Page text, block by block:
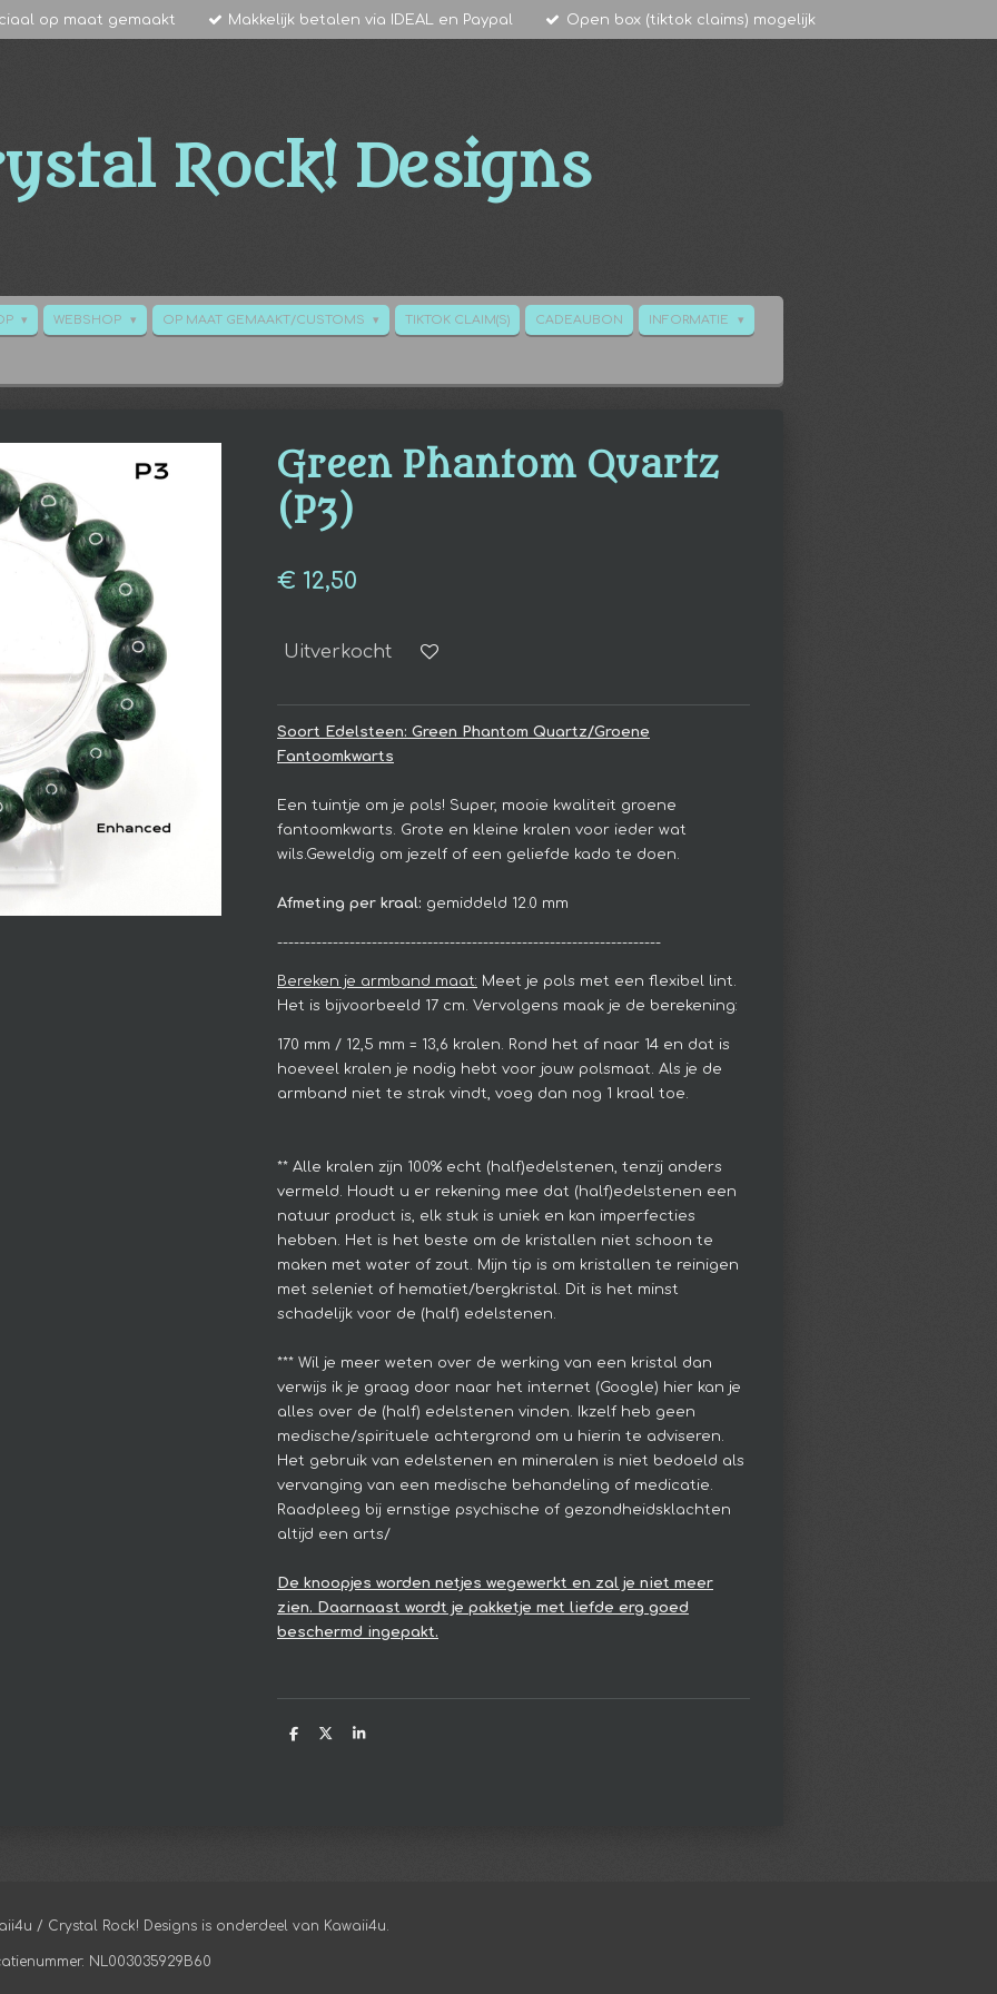
op maat gemaakt Makkelijk betalen via IDEAL en Paypal Open box (tiktok claims) mogelijk
Rock! Designs
WEBSHOP OP MAAT GEMAAKT/CUSTOMS TIKTOK CLAIM(S) CADEAUBON INFORMATIE
Green Phantom Quartz
(P3)
€ 12,50
Uitverkocht
Soort Edelsteen: Green Phantom Quartz/Groene
Fantoomkwarts
Een tuintje om je pols! Super, mooie kwaliteit groene
fantoomkwarts.
Grote en kleine kralen voor ieder wat
wils.Geweldig om jezelf of een geliefde kado te doen.
Afmeting per kraal: gemiddeld 12.0 mm
---------------------------------------------------------------------
Bereken je armband maat: Meet je pols met een flexibel lint.
Het is bijvoorbeeld 17 cm. Vervolgens maak je de berekening:
170 mm / 12,5 mm = 13,6 kralen. Rond het af naar 14 en dat is
hoeveel kralen je nodig hebt voor jouw polsmaat. Als je de
armband niet te strak vindt, voeg dan nog 1 kraal toe.
** Alle kralen zijn 100% echt (half)edelstenen, tenzij anders
vermeld. Houdt u er rekening mee dat (half)edelstenen een
natuur product is, elk stuk is uniek en kan imperfecties
hebben.
Het is het beste om de kristallen niet schoon te
maken met water of zout. Mijn tip is om kristallen te reinigen
met seleniet of hematiet/bergkristal. Dit is het minst
schadelijk voor de (half) edelstenen.
*** Wil je meer weten over de werking van een kristal dan
verwijs ik je graag door naar het internet (Google) hier kan je
alles over de (half) edelstenen vinden. Ikzelf heb geen
medische/spirituele achtergrond om u hierin te adviseren.
Het gebruik van edelstenen en mineralen is niet bedoeld als
vervanging van een medische behandeling of medicatie.
Raadpleeg bij ernstige psychische of gezondheidsklachten
altijd een arts/
De knoopjes worden netjes wegewerkt en zal je niet meer
zien. Daarnaast wordt je pakketje met liefde erg goed
beschermd ingepakt.
D
D
S
/ Crystal Rock! Designs is onderdeel van Kawaii4u.
NL003035929B60